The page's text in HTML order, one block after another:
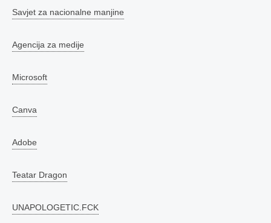
Savjet za nacionalne manjine
Agencija za medije
Microsoft
Canva
Adobe
Teatar Dragon
UNAPOLOGETIC.FCK